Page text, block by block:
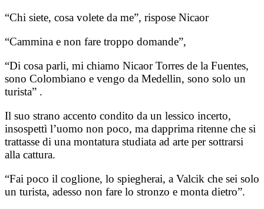
“Chi siete, cosa volete da me”, rispose Nicaor
“Cammina e non fare troppo domande”,
“Di cosa parli, mi chiamo Nicaor Torres de la Fuentes,
sono Colombiano e vengo da Medellin, sono solo un
turista” .
Il suo strano accento condito da un lessico incerto,
insospettì l’uomo non poco, ma dapprima ritenne che si
trattasse di una montatura studiata ad arte per sottrarsi
alla cattura.
“Fai poco il coglione, lo spiegherai, a Valcik che sei solo
un turista, adesso non fare lo stronzo e monta dietro”.